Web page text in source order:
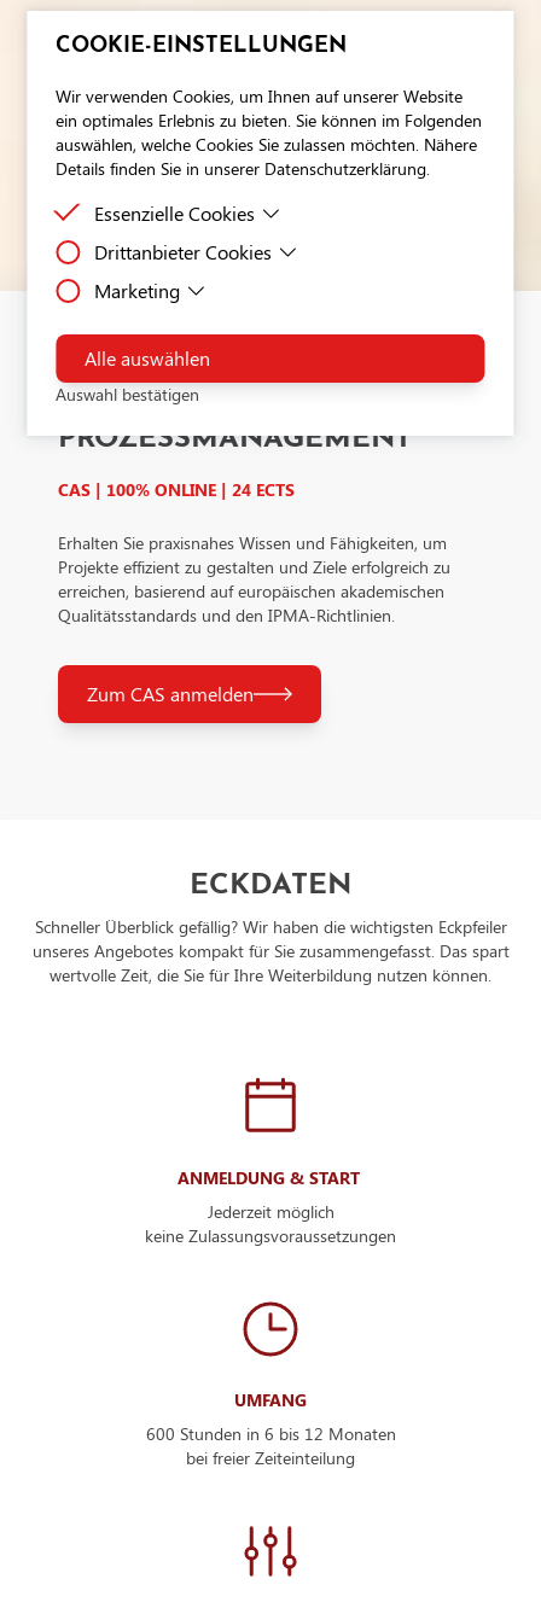
COOKIE-EINSTELLUNGEN
Wir verwenden Cookies, um Ihnen auf unserer Website
ein optimales Erlebnis zu bieten. Sie können im Folgenden
auswählen, welche Cookies Sie zulassen möchten. Nähere
Details finden Sie in unserer Datenschutzerklärung.
Essenzielle Cookies
Essenzielle Cookies sind Cookies, welche für die
werden.
Drittanbieter Cookies
Drittanbieter Cookies sind Cookies, die Drittanbieter-
ermöglichen.
Marketing
Dies ist ein Tag-Management-System. Über den Google Tag
Manager können Tags zentral über eine Benutzeroberfläche
eingebunden werden. Tags sind kleine Codeabschnitte, die
Aktivitäten verfolgen können. Über den Google Tag
ermöglicht es zu steuern, wann ein bestimmtes Tag
Google Building Gordon House, 4 Barrow St, Dublin, D04
Nachfolgend finden Sie die E-Mail-Adresse des
Datenschutzbeauftragten des verarbeitenden Unternehmen:
https://support.google.com/policies/contact/
Alle auswählen
Auswahl bestätigen
PROJEKTMANAGEMENT
UND
PROZESSMANAGEMENT
CAS | 100% ONLINE | 24 ECTS
Erhalten Sie praxisnahes Wissen und Fähigkeiten, um
Projekte effizient zu gestalten und Ziele erfolgreich zu
erreichen, basierend auf europäischen akademischen
Qualitätsstandards und den IPMA-Richtlinien.
Zum CAS anmelden
ECKDATEN
Schneller Überblick gefällig? Wir haben die wichtigsten Eckpfeiler
unseres Angebotes kompakt für Sie zusammengefasst. Das spart
wertvolle Zeit, die Sie für Ihre Weiterbildung nutzen können.
ANMELDUNG & START
Jederzeit möglich
keine Zulassungsvoraussetzungen
UMFANG
600 Stunden in 6 bis 12 Monaten
bei freier Zeiteinteilung